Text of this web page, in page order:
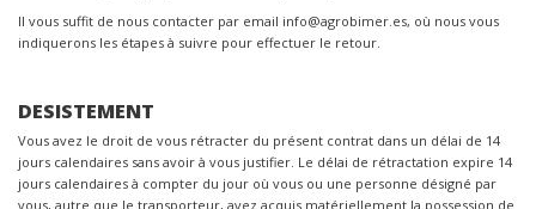
Il vous suffit de nous contacter par email info@agrobimer.es, où nous vous
indiquerons les étapes à suivre pour effectuer le retour.
DESISTEMENT
Vous avez le droit de vous rétracter du présent contrat dans un délai de 14
jours calendaires sans avoir à vous justifier. Le délai de rétractation expire 14
jours calendaires à compter du jour où vous ou une personne désigné par
vous, autre que le transporteur, avez acquis matériellement la possession de